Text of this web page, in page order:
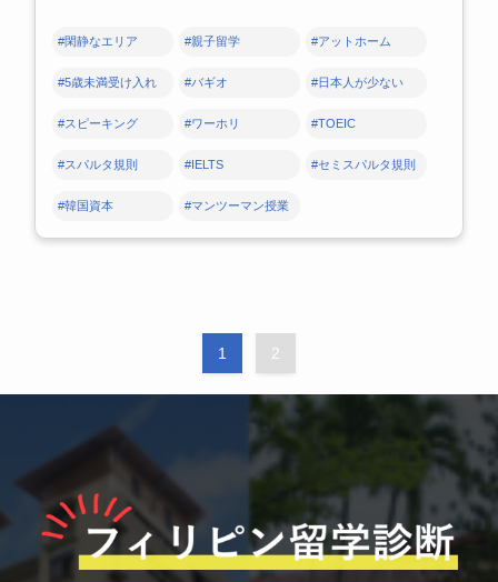
#閑静なエリア #親子留学 #アットホーム
#5歳未満受け入れ #バギオ #日本人が少ない
#スピーキング #ワーホリ #TOEIC
#スパルタ規則 #IELTS #セミスパルタ規則
#韓国資本 #マンツーマン授業
1 2